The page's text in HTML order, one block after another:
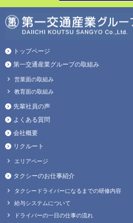
トップページ
第一交通産業グループの取組み
営業面の取組み
教育面の取組み
先輩社員の声
よくある質問
会社概要
リクルート
エリアページ
タクシーのお仕事紹介
タクシードライバーになるまでの研修内容
給与システムについて
ドライバーの一日の仕事の流れ